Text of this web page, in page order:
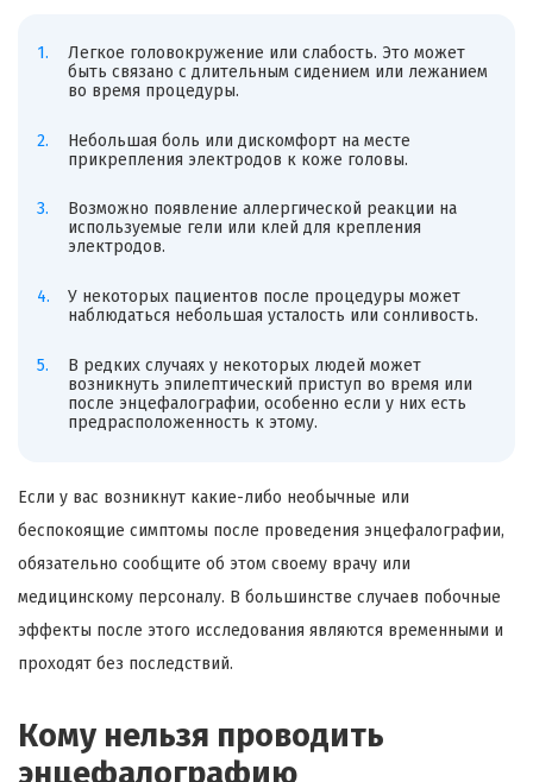
Легкое головокружение или слабость. Это может
быть связано с длительным сидением или лежанием
во время процедуры.
Небольшая боль или дискомфорт на месте
прикрепления электродов к коже головы.
Возможно появление аллергической реакции на
используемые гели или клей для крепления
электродов.
У некоторых пациентов после процедуры может
наблюдаться небольшая усталость или сонливость.
В редких случаях у некоторых людей может
возникнуть эпилептический приступ во время или
после энцефалографии, особенно если у них есть
предрасположенность к этому.
Если у вас возникнут какие-либо необычные или
беспокоящие симптомы после проведения энцефалографии,
обязательно сообщите об этом своему врачу или
медицинскому персоналу. В большинстве случаев побочные
эффекты после этого исследования являются временными и
проходят без последствий.
Кому нельзя проводить
энцефалографию